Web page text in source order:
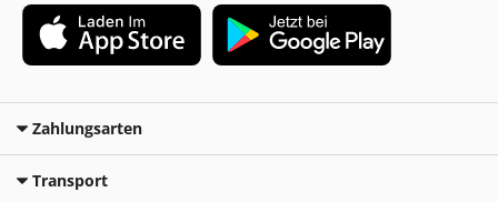
Zahlungsarten
Transport